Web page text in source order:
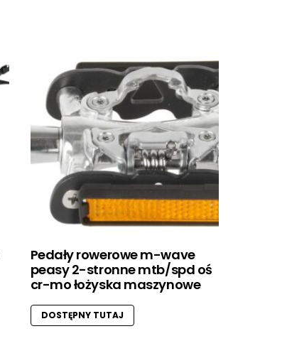
Pedały rowerowe m-wave
peasy 2-stronne mtb/spd oś
cr-mo łożyska maszynowe
DOSTĘPNY TUTAJ